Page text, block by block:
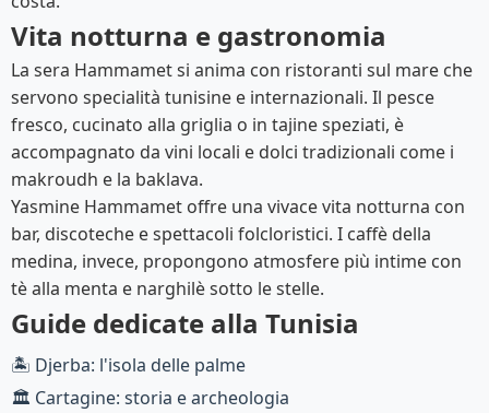
Vita notturna e gastronomia
La sera Hammamet si anima con ristoranti sul mare che
servono specialità tunisine e internazionali. Il pesce
fresco, cucinato alla griglia o in tajine speziati, è
accompagnato da vini locali e dolci tradizionali come i
makroudh e la baklava.
Yasmine Hammamet offre una vivace vita notturna con
bar, discoteche e spettacoli folcloristici. I caffè della
medina, invece, propongono atmosfere più intime con
tè alla menta e narghilè sotto le stelle.
Guide dedicate alla Tunisia
🏝️ Djerba: l'isola delle palme
🏛️ Cartagine: storia e archeologia